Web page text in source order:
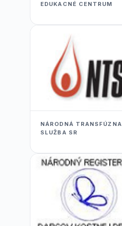
EDUKACNÉ CENTRUM
NÁRODNÁ TRANSFÚZNA
SLUŽBA SR